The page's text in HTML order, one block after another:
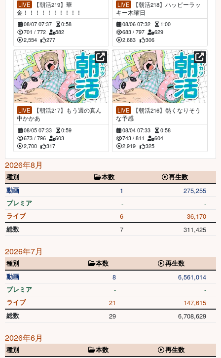
LIVE
金！！！！！！！！！！
08/07 07:37
0:58
701 / 772
582
2,554
277
LIVE
キー木曜日
08/06 07:32
1:00
683 /797
629
2,683
306
LIVE
中かかあ
08/05 07:33
0:59
673/ 796
603
2,700
317
LIVE
な予感
08/04 07:33
0:58
743 /811
604
2,919
325
2026年8月
種別 本数
再生数
動画
1 275,255
プレミア - -
ライブ 6 36,170
総数 7 311,425
2026年7月
種別 本数
再生数
動画
8 6,561,014
プレミア - -
ライブ 21 147,615
総数 29 6,708,629
2026年6月
種別 本数
再生数